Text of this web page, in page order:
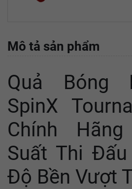
Mô tả sản phẩm
Quả Bóng
SpinX
Chính
Suất Thi
Độ Bền Vượt